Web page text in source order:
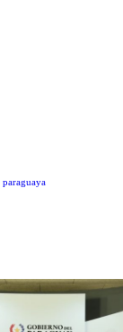
paraguaya